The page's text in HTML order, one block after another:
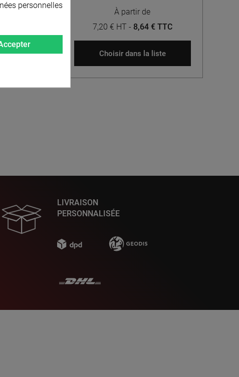
À partir de
7,20 € HT - 8,64 € TTC
Choisir dans la liste
LIVRAISON
PERSONNALISÉE
personnelles